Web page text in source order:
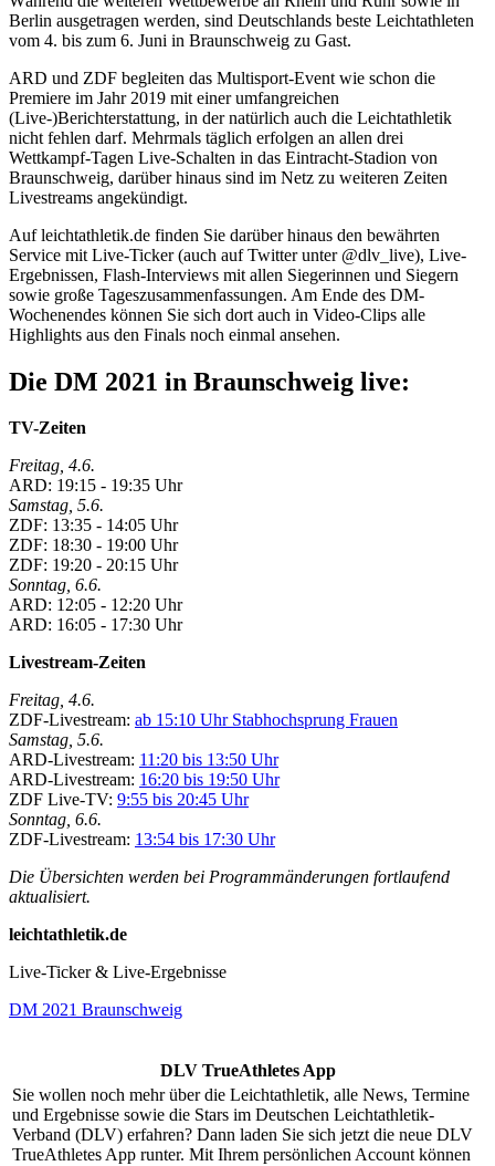
Berlin ausgetragen werden, sind Deutschlands beste Leichtathleten
vom 4. bis zum 6. Juni in Braunschweig zu Gast.
ARD und ZDF begleiten das Multisport-Event wie schon die
Premiere im Jahr 2019 mit einer umfangreichen
(Live-)Berichterstattung, in der natürlich auch die Leichtathletik
nicht fehlen darf. Mehrmals täglich erfolgen an allen drei
Wettkampf-Tagen Live-Schalten in das Eintracht-Stadion von
Braunschweig, darüber hinaus sind im Netz zu weiteren Zeiten
Livestreams angekündigt.
Auf leichtathletik.de finden Sie darüber hinaus den bewährten
Service mit Live-Ticker (auch auf Twitter unter @dlv_live), Live-
Ergebnissen, Flash-Interviews mit allen Siegerinnen und Siegern
sowie große Tageszusammenfassungen. Am Ende des DM-
Wochenendes können Sie sich dort auch in Video-Clips alle
Highlights aus den Finals noch einmal ansehen.
Die DM 2021 in Braunschweig live:
TV-Zeiten
Freitag, 4.6.
ARD: 19:15 - 19:35 Uhr
Samstag, 5.6.
ZDF: 13:35 - 14:05 Uhr
ZDF: 18:30 - 19:00 Uhr
ZDF: 19:20 - 20:15 Uhr
Sonntag, 6.6.
ARD: 12:05 - 12:20 Uhr
ARD: 16:05 - 17:30 Uhr
Livestream-Zeiten
Freitag, 4.6.
ZDF-Livestream: ab 15:10 Uhr Stabhochsprung Frauen
Samstag, 5.6.
ARD-Livestream: 11:20 bis 13:50 Uhr
ARD-Livestream: 16:20 bis 19:50 Uhr
ZDF Live-TV: 9:55 bis 20:45 Uhr
Sonntag, 6.6.
ZDF-Livestream: 13:54 bis 17:30 Uhr
Die Übersichten werden bei Programmänderungen fortlaufend
aktualisiert.
leichtathletik.de
Live-Ticker & Live-Ergebnisse
DM 2021 Braunschweig
DLV TrueAthletes App
Sie wollen noch mehr über die Leichtathletik, alle News, Termine
und Ergebnisse sowie die Stars im Deutschen Leichtathletik-
Verband (DLV) erfahren? Dann laden Sie sich jetzt die neue DLV
TrueAthletes App runter. Mit Ihrem persönlichen Account können